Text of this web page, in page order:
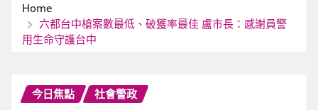
Home
六都台中槍案數最低、破獲率最佳 盧市長：感謝員警
用生命守護台中
今日焦點 社會警政